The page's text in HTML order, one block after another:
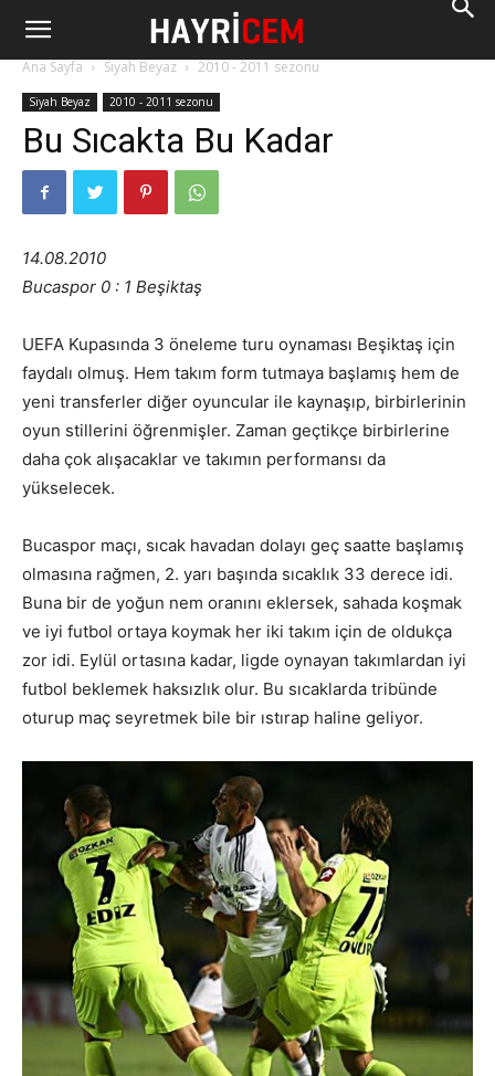
Ana Sayfa Siyah Beyaz 2010 - 2011 sezonu
Siyah Beyaz 2010 - 2011 sezonu
Bu Sıcakta Bu Kadar
14.08.2010
Bucaspor 0 : 1 Beşiktaş
UEFA Kupasında 3 öneleme turu oynaması Beşiktaş için
faydalı olmuş. Hem takım form tutmaya başlamış hem de
yeni transferler diğer oyuncular ile kaynaşıp, birbirlerinin
oyun stillerini öğrenmişler. Zaman geçtikçe birbirlerine
daha çok alışacaklar ve takımın performansı da
yükselecek.
Bucaspor maçı, sıcak havadan dolayı geç saatte başlamış
olmasına rağmen, 2. yarı başında sıcaklık 33 derece idi.
Buna bir de yoğun nem oranını eklersek, sahada koşmak
ve iyi futbol ortaya koymak her iki takım için de oldukça
zor idi. Eylül ortasına kadar, ligde oynayan takımlardan iyi
futbol beklemek haksızlık olur. Bu sıcaklarda tribünde
oturup maç seyretmek bile bir ıstırap haline geliyor.